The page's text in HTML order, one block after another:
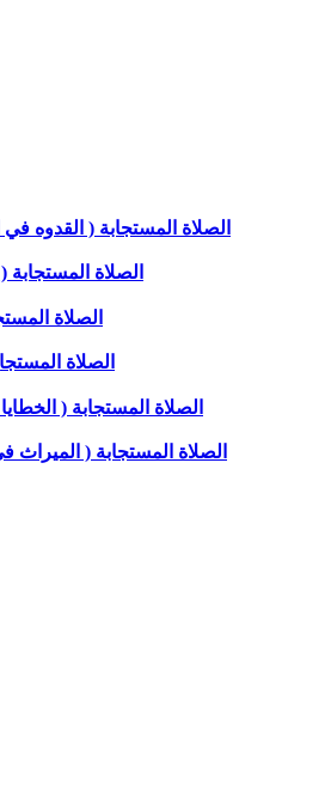
الصلاة المستجابة ( القدوه في
الصلاة المستجابة (
الصلاة
الصلاة
الصلاة المستجابة (
الصلاة المستجابة ( الميراث في